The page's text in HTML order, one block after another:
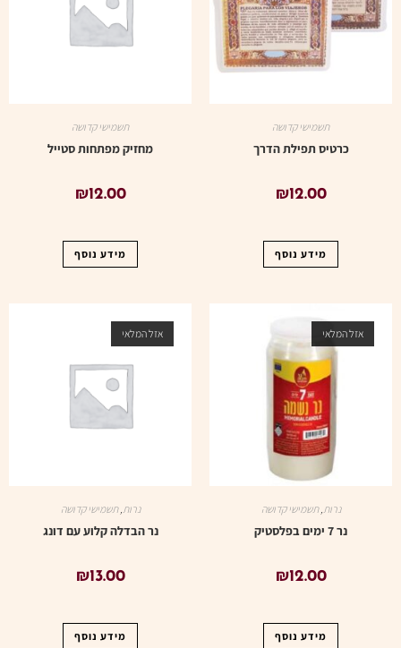
תשמישי קדושה
כרטיס תפילת הדרך
₪12.00
מידע נוסף
תשמישי קדושה
מחזיק מפתחות סטייל
₪12.00
מידע נוסף
אזל המלאי
נרות,תשמישי קדושה
נר 7 ימים בפלסטיק
₪12.00
מידע נוסף
אזל המלאי
נרות,תשמישי קדושה
נר הבדלה קלוע עם דונג
₪13.00
מידע נוסף